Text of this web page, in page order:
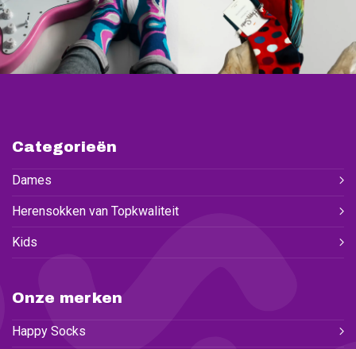
Categorieën
Dames
Herensokken van Topkwaliteit
Kids
Onze merken
Happy Socks